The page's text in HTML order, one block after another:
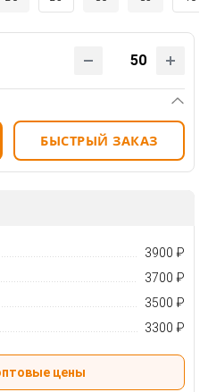
БЫСТРЫЙ ЗАКАЗ
3900 ₽
3700 ₽
3500 ₽
3300 ₽
Получить оптовые цены